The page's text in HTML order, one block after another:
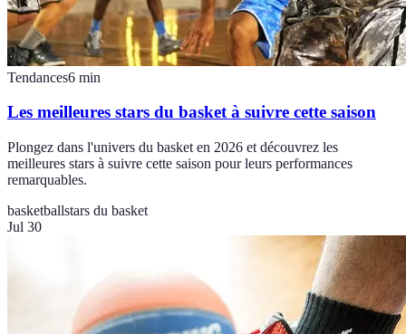
Tendances6 min
Les meilleures stars du basket à suivre cette saison
Plongez dans l'univers du basket en 2026 et découvrez les
meilleures stars à suivre cette saison pour leurs performances
remarquables.
basketballstars du basket
Jul 30